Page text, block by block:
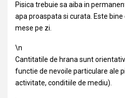
Pisica trebuie sa aiba in
apa proaspata si curata. Este
mese pe zi.
\n
Cantitatile de hrana sunt
functie de nevoile particulare ale
activitate, conditiile de mediu).